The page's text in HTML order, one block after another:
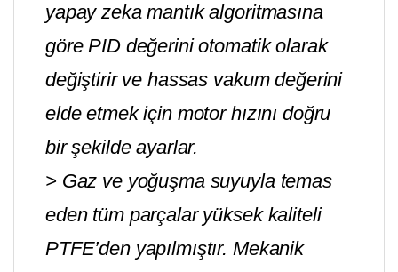
yapay zeka mantık algoritmasına
göre PID değerini otomatik olarak
değiştirir ve hassas vakum değerini
elde etmek için motor hızını doğru
bir şekilde ayarlar.
> Gaz ve yoğuşma suyuyla temas
eden tüm parçalar yüksek kaliteli
PTFE’den yapılmıştır. Mekanik